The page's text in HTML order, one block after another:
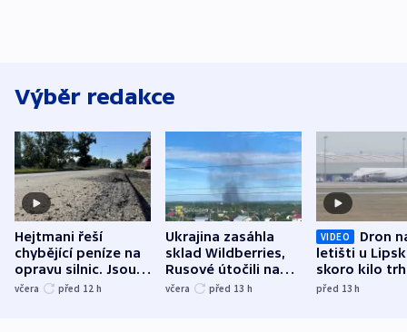
Výběr redakce
Hejtmani řeší
chybějící peníze na
opravu silnic. Jsou
nenárokové, namítá
včera před 12 h
Ukrajina zasáhla
sklad Wildberries,
Rusové útočili na
trh, hasiče či
včera před 13 h
VIDEO
Dron
letišti u
skoro kilo
indicie
před 13h